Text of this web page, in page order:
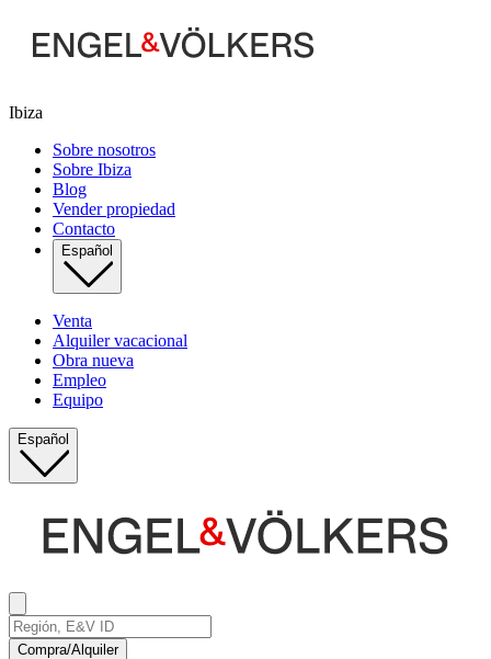
Ibiza
Sobre nosotros
Sobre Ibiza
Blog
Vender propiedad
Contacto
Español
Venta
Alquiler vacacional
Obra nueva
Empleo
Equipo
Español
Compra/Alquiler